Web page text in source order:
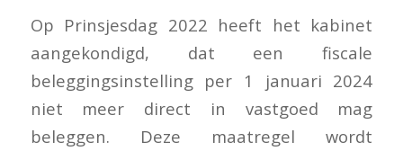
Op Prinsjesdag 2022 heeft het kabinet
aangekondigd, dat een fiscale
beleggingsinstelling per 1 januari 2024
niet meer direct in vastgoed mag
beleggen. Deze maatregel wordt